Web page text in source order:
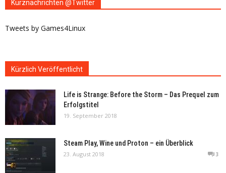
Kurznachrichten @Twitter
Tweets by Games4Linux
Kürzlich Veröffentlicht
Life is Strange: Before the Storm – Das Prequel zum
Erfolgstitel
19. September 2018
Steam Play, Wine und Proton – ein Überblick
23. August 2018 3